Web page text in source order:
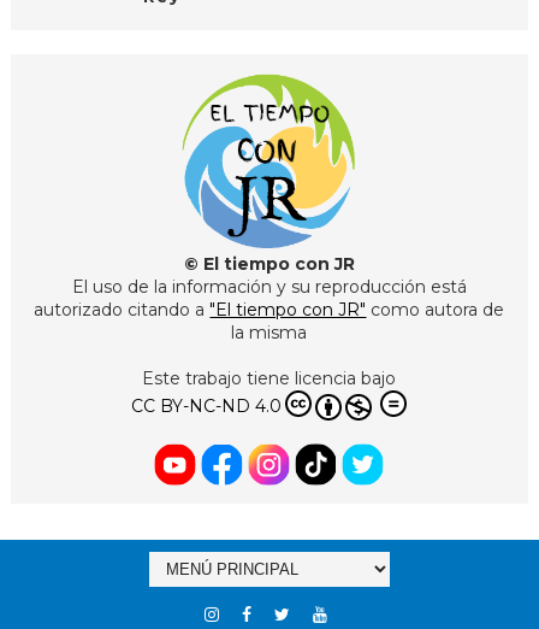
© El tiempo con JR
El uso de la información y su reproducción está
autorizado citando a "El tiempo con JR" como autora de
la misma
Este trabajo tiene licencia bajo
CC BY-NC-ND 4.0